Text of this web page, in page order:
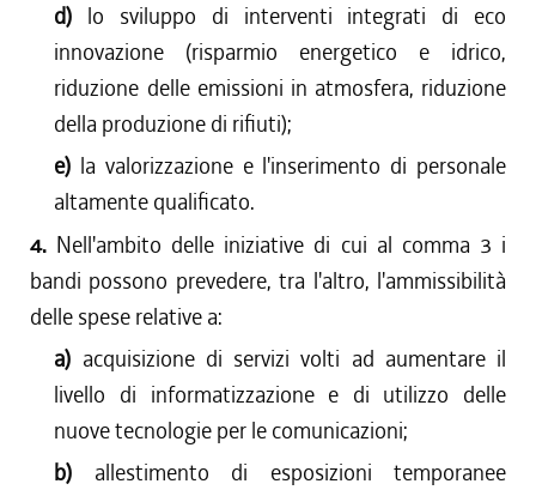
d) lo sviluppo di interventi integrati di eco
innovazione (risparmio energetico e idrico,
riduzione delle emissioni in atmosfera, riduzione
della produzione di rifiuti);
e) la valorizzazione e l'inserimento di personale
altamente qualificato.
4. Nell'ambito delle iniziative di cui al comma 3 i
bandi possono prevedere, tra l'altro, l'ammissibilità
delle spese relative a:
a) acquisizione di servizi volti ad aumentare il
livello di informatizzazione e di utilizzo delle
nuove tecnologie per le comunicazioni;
b) allestimento di esposizioni temporanee